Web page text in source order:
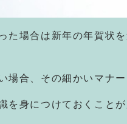
た場合は新年の年賀状
場合、その細かいマナ
を身につけておくことが